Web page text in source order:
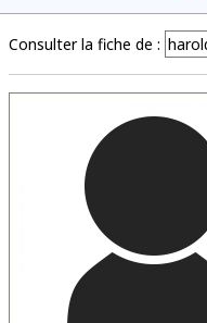
Consulter la fiche de :